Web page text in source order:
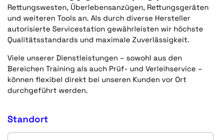
Rettungswesten, Überlebensanzügen, Rettungsgeräten
und weiteren Tools an. Als durch diverse Hersteller
autorisierte Servicestation gewährleisten wir höchste
Qualitätsstandards und maximale Zuverlässigkeit.
Viele unserer Dienstleistungen – sowohl aus den
Bereichen Training als auch Prüf- und Verleihservice –
können flexibel direkt bei unseren Kunden vor Ort
durchgeführt werden.
Standort